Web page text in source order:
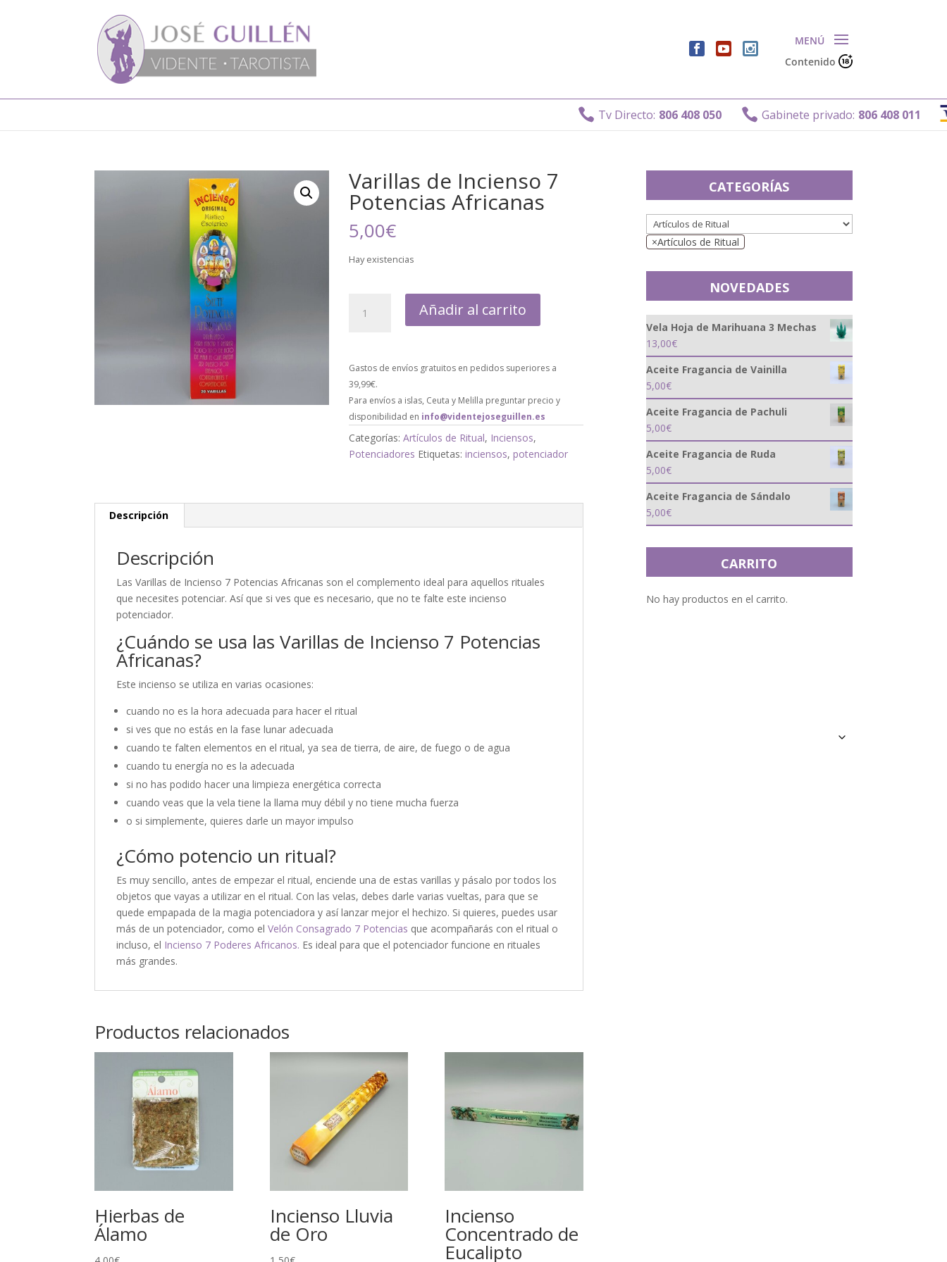
Contenido
Tv Directo: 806 408 050  Gabinete privado: 806 408 011
Varillas de Incienso 7
Potencias Africanas
5,00€
Hay existencias
Añadir al carrito
Gastos de envíos gratuitos en pedidos superiores a
39,99€.
Para envíos a islas, Ceuta y Melilla preguntar precio y
disponibilidad en info@videntejoseguillen.es
Categorías:Artículos de Ritual, Inciensos,
Potenciadores Etiquetas:inciensos,potenciador
Descripción
Descripción
Las Varillas de Incienso 7 Potencias Africanas son el complemento ideal para aquellos rituales
que necesites potenciar. Así que si ves que es necesario, que no te falte este incienso
potenciador.
¿Cuándo se usa las Varillas de Incienso 7 Potencias
Africanas?
Este incienso se utiliza en varias ocasiones:
cuando no es la hora adecuada para hacer el ritual
si ves que no estás en la fase lunar adecuada
cuando te falten elementos en el ritual, ya sea de tierra, de aire, de fuego o de agua
cuando tu energía no es la adecuada
si no has podido hacer una limpieza energética correcta
cuando veas que la vela tiene la llama muy débil y no tiene mucha fuerza
o si simplemente, quieres darle un mayor impulso
¿Cómo potencio un ritual?
Es muy sencillo, antes de empezar el ritual, enciende una de estas varillas y pásalo por todos los
objetos que vayas a utilizar en el ritual. Con las velas, debes darle varias vueltas, para que se
quede empapada de la magia potenciadora y así lanzar mejor el hechizo. Si quieres, puedes usar
más de un potenciador, como elVelón Consagrado 7 Potencias que acompañarás con el ritual o
incluso, el Incienso 7 Poderes Africanos. Es ideal para que el potenciador funcione en rituales
más grandes.
Productos relacionados
Hierbas de
Álamo
Incienso Lluvia
de Oro
Incienso
Concentrado de
Eucalipto
CATEGORÍAS
×Artículos de Ritual
NOVEDADES
Vela Hoja de Marihuana 3 Mechas
13,00€
Aceite Fragancia de Vainilla
5,00€
Aceite Fragancia de Pachuli
5,00€
Aceite Fragancia de Ruda
5,00€
Aceite Fragancia de Sándalo
5,00€
CARRITO
No hay productos en el carrito.